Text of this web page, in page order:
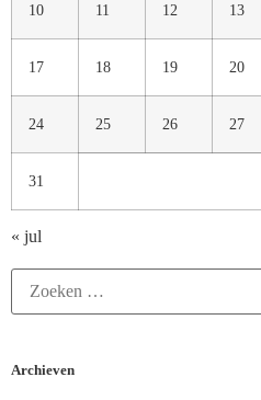
10 11 12 13
17 18 19 20
24 25 26 27
31
« jul
Archieven